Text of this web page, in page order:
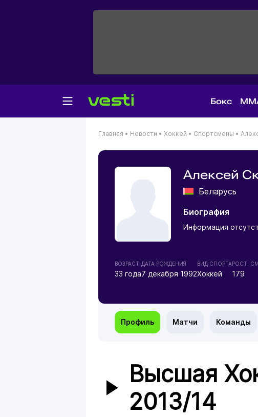
Бокс
Главная • Новости • Хоккей • Спортсмены •
Алексей
Беларусь
Биография
Информация
ВОЗРАСТ
33 года
ДАТА РОЖДЕНИЯ
7 декабря 1992
ВИД СПОРТА
Хоккей
РОСТ, СМ
179
Профиль Матчи Команды
Высшая
2013/14